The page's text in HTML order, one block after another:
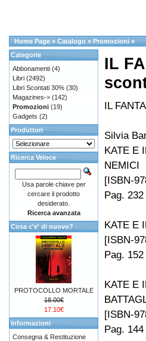
Home Page » Catalogo » Promozioni »
IL
IL
Silvia
KATE E
NEMICI
[ISBN-
Pag.
KATE E
[ISBN-
Pag.
KATE E
[ISBN-
Pag.
Categorie
Abbonamenti (4)
Libri (2492)
Libri Scontati 30% (30)
Magazines-> (142)
Promozioni (19)
Gadgets (2)
Produttori
Ricerca Veloce
Usa parole chiave per
cercare il prodotto
desiderato.
Ricerca avanzata
Cosa c'e' di nuovo?
PROTOCOLLO MORTALE
18.00€
17.10€
Informazioni
Consegna & Restituzione